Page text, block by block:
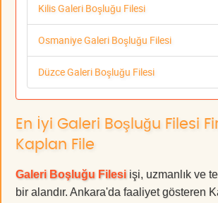
Kilis Galeri Boşluğu Filesi
Osmaniye Galeri Boşluğu Filesi
Düzce Galeri Boşluğu Filesi
En İyi Galeri Boşluğu Filesi
Kaplan File
Galeri Boşluğu Filesi işi, uzmanlık ve
bir alandır. Ankara'da faaliyet gösteren